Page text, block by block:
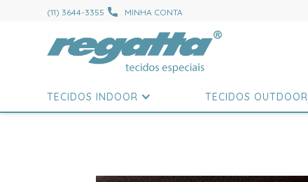
(11) 3644-3355 MINHA CONTA
TECIDOS INDOOR TECIDOS OUTDOOR